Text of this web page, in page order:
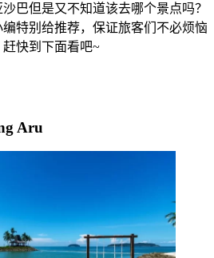
巴但是又不知道该去哪个景点吗？
特别给推荐，保证旅客们不必烦恼
快到下面看吧~
Aru